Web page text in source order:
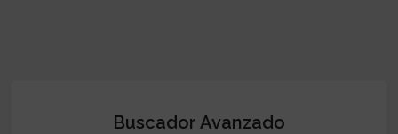
Buscador Avanzado